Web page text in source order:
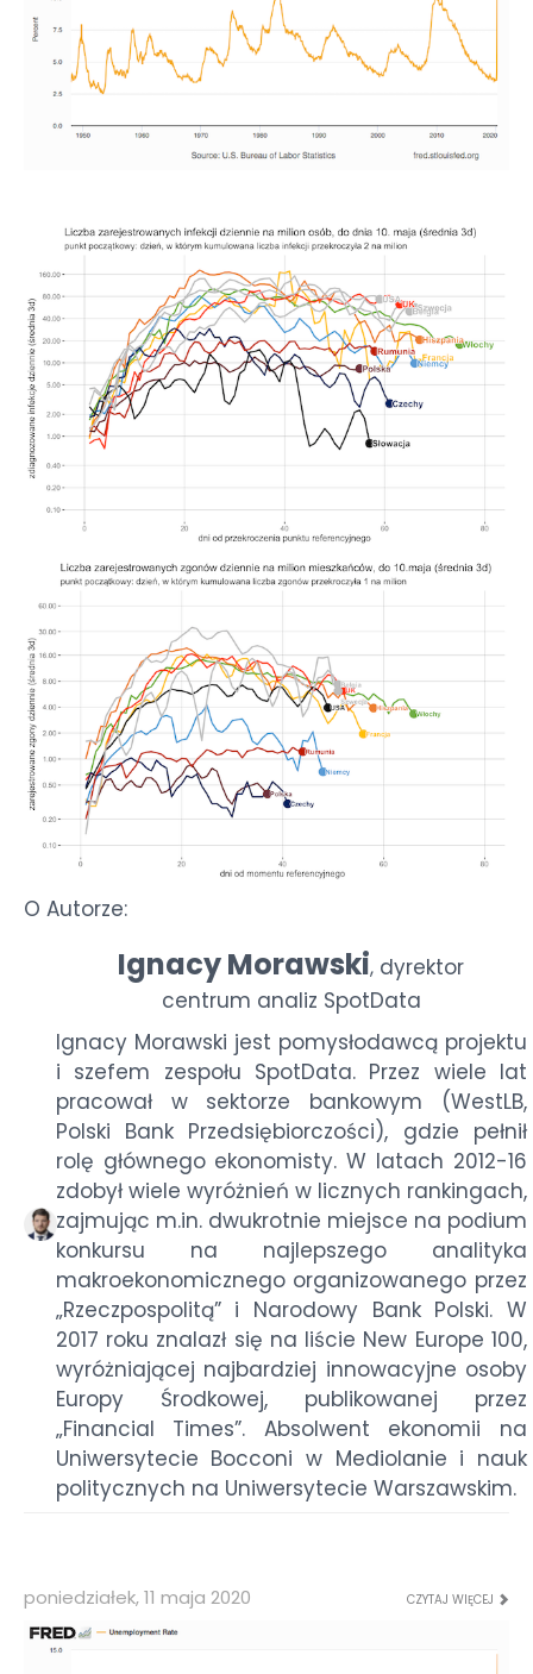
O Autorze:
Ignacy Morawski, dyrektor
centrum analiz SpotData
Ignacy Morawski jest pomysłodawcą projektu
i szefem zespołu SpotData. Przez wiele lat
pracował w sektorze bankowym (WestLB,
Polski Bank Przedsiębiorczości), gdzie pełnił
rolę głównego ekonomisty. W latach 2012-16
zdobył wiele wyróżnień w licznych rankingach,
zajmując m.in. dwukrotnie miejsce na podium
konkursu na najlepszego analityka
makroekonomicznego organizowanego przez
„Rzeczpospolitą” i Narodowy Bank Polski. W
2017 roku znalazł się na liście New Europe 100,
wyróżniającej najbardziej innowacyjne osoby
Europy Środkowej, publikowanej przez
„Financial Times”. Absolwent ekonomii na
Uniwersytecie Bocconi w Mediolanie i nauk
politycznych na Uniwersytecie Warszawskim.
poniedziałek, 11 maja 2020 CZYTAJ WIĘCEJ